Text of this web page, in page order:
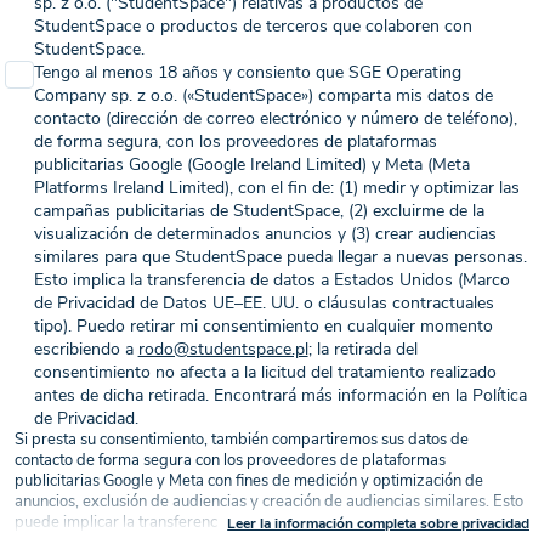
StudentSpace o productos de terceros que colaboren con
StudentSpace.
Tengo al menos 18 años y consiento que SGE Operating
Company sp. z o.o. («StudentSpace») comparta mis datos de
contacto (dirección de correo electrónico y número de teléfono),
de forma segura, con los proveedores de plataformas
publicitarias Google (Google Ireland Limited) y Meta (Meta
Platforms Ireland Limited), con el fin de: (1) medir y optimizar las
campañas publicitarias de StudentSpace, (2) excluirme de la
visualización de determinados anuncios y (3) crear audiencias
similares para que StudentSpace pueda llegar a nuevas personas.
Esto implica la transferencia de datos a Estados Unidos (Marco
de Privacidad de Datos UE–EE. UU. o cláusulas contractuales
tipo). Puedo retirar mi consentimiento en cualquier momento
escribiendo a rodo@studentspace.pl; la retirada del
consentimiento no afecta a la licitud del tratamiento realizado
antes de dicha retirada. Encontrará más información en la Política
de Privacidad.
Si presta su consentimiento, también compartiremos sus datos de
contacto de forma segura con los proveedores de plataformas
publicitarias Google y Meta con fines de medición y optimización de
anuncios, exclusión de audiencias y creación de audiencias similares. Esto
puede implicar la transferencia de datos a Estados Unidos (Marco de
Leer la información completa sobre privacidad